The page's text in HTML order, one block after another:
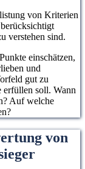
von Kriterien
verstehen sind.
einschätzen,
und
gut zu
erfüllen soll. Wann
Auf welche
von